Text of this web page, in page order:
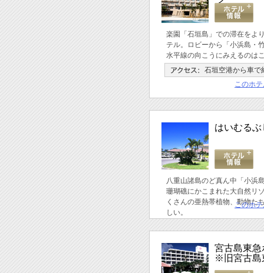
楽園「石垣島」での滞在をよ
テル。ロビーから「小浜島・
水平線の向こうにみえるのは
石垣空港から車で
このホ
はいむるぶ
八重山諸島のど真ん中「小浜
珊瑚礁にかこまれた大自然リ
くさんの亜熱帯植物、動物た
しい。
このホ
宮古島東
※旧宮古島